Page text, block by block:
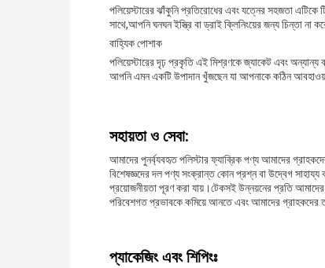
পলিয়েস্টারের ঝাঁকুনি প্রতিরোধের এবং যত্নের সহজতা
সাথে,আপনি ঘনঘন ইস্ত্রি বা ড্রাই ক্লিনিংয়ের জন্য চিন্তা
বাহ্যিক পোশাক
পলিয়েস্টারের দৃঢ় প্রকৃতি এই মিশ্রণকে জ্যাকেট এবং
আপনি এমন একটি উপাদান খুঁজছেন যা আপনাকে কঠিন
সহায়তা ও সেবা:
আমাদের পুনর্ব্যবহৃত পলিস্টার ফ্যাব্রিক পণ্য আমাদের
বিশেষজ্ঞদের দল পণ্য সংক্রান্ত কোন প্রশ্ন বা উদ্বেগ সাহায্য
প্রয়োজনীয়তা পূরণ করা যায়।টেকসই উন্নয়নের প্রতি আমাদের
পরিবেশগত প্রভাবকে কমিয়ে আনতে এবং আমাদের গ্রাহকদের
প্যাকেজিং এবং শিপিংঃ